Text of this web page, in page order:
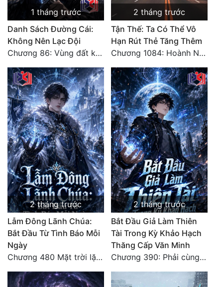
1 tháng trước
Danh Sách Đường Cái:
Không Nên Lạc Đội
Chương 86: Vùng đất không cửa
2 tháng trước
Tận Thế: Ta Có Thể Vô
Hạn Rút Thẻ Tăng Thêm
Chương 1084: Hoành Nhập Vi Quan
2 tháng trước
Lẫm Đông Lãnh Chúa:
Bắt Đầu Từ Tình Báo Mỗi
Ngày
Chương 480 Mặt trời lặn núi (Đại kết cục)
2 tháng trước
Bắt Đầu Giả Làm Thiên
Tài Trong Kỳ Khảo Hạch
Thăng Cấp Văn Minh
Chương 390: Phải cùng nhau gánh